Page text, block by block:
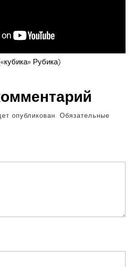
Рубика)
опубликован. Обязательные